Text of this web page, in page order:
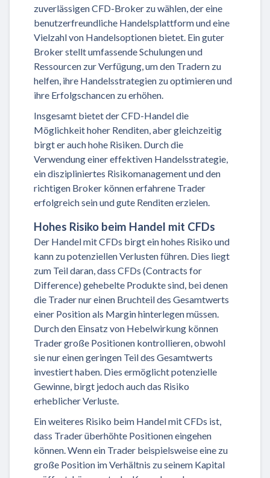
zuverlässigen CFD-Broker zu wählen, der eine
benutzerfreundliche Handelsplattform und eine
Vielzahl von Handelsoptionen bietet. Ein guter
Broker stellt umfassende Schulungen und
Ressourcen zur Verfügung, um den Tradern zu
helfen, ihre Handelsstrategien zu optimieren und
ihre Erfolgschancen zu erhöhen.
Insgesamt bietet der CFD-Handel die
Möglichkeit hoher Renditen, aber gleichzeitig
birgt er auch hohe Risiken. Durch die
Verwendung einer effektiven Handelsstrategie,
ein diszipliniertes Risikomanagement und den
richtigen Broker können erfahrene Trader
erfolgreich sein und gute Renditen erzielen.
Hohes Risiko beim Handel mit CFDs
Der Handel mit CFDs birgt ein hohes Risiko und
kann zu potenziellen Verlusten führen. Dies liegt
zum Teil daran, dass CFDs (Contracts for
Difference) gehebelte Produkte sind, bei denen
die Trader nur einen Bruchteil des Gesamtwerts
einer Position als Margin hinterlegen müssen.
Durch den Einsatz von Hebelwirkung können
Trader große Positionen kontrollieren, obwohl
sie nur einen geringen Teil des Gesamtwerts
investiert haben. Dies ermöglicht potenzielle
Gewinne, birgt jedoch auch das Risiko
erheblicher Verluste.
Ein weiteres Risiko beim Handel mit CFDs ist,
dass Trader überhöhte Positionen eingehen
können. Wenn ein Trader beispielsweise eine zu
große Position im Verhältnis zu seinem Kapital